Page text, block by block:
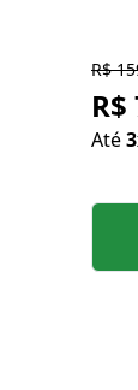
R$
R$
Até